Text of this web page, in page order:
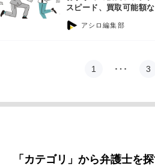
スピード、買取可能額
アシロ編集部
1 … 3
「カテゴリ」から弁護士を